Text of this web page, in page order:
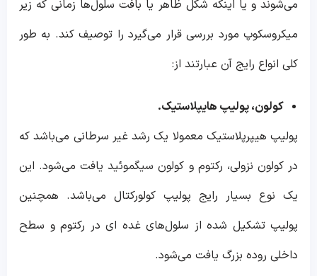
می‌شوند و یا اینکه شکل ظاهر یا بافت سلول‌ها زمانی که زیر
میکروسکوپ مورد بررسی قرار می‌گیرد را توصیف کند. به طور
کلی انواع رایج آن عبارتند از:
کولون، پولیپ هایپلاستیک.
پولیپ هیپرپلاستیک معمولا یک رشد غیر سرطانی می‌باشد که
در کولون نزولی، رکتوم و کولون سیگموئید یافت می‌شود. این
یک نوع بسیار رایج پولیپ کولورکتال می‌باشد. همچنین
پولیپ تشکیل شده از سلول‌های غده ای در رکتوم و سطح
داخلی روده بزرگ یافت می‌شود.